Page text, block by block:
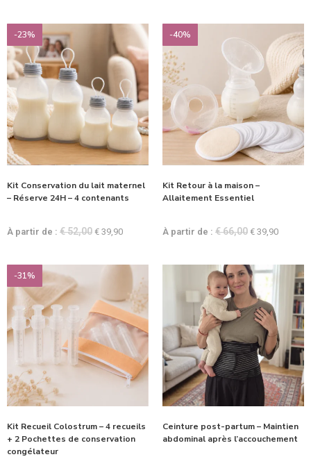
-23%
Kit Conservation du lait maternel
– Réserve 24H – 4 contenants
À partir de : €52,00 € 39,90
-40%
Kit Retour à la maison –
Allaitement Essentiel
À partir de : €66,00 € 39,90
-31%
Kit Recueil Colostrum – 4 recueils
+ 2 Pochettes de conservation
congélateur
Ceinture post-partum – Maintien
abdominal après l’accouchement